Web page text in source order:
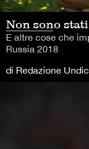
Non sono
E altre cose che
Russia 2018
di Redazione